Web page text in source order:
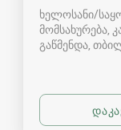
ხელოსანი/
მომსახურება,
გაწმენდა